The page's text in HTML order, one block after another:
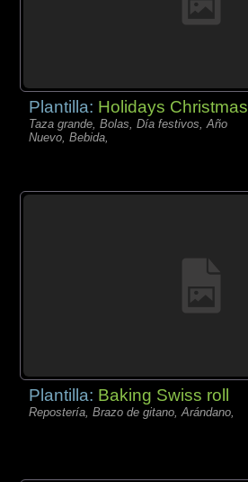
Plantilla: Holidays Christmas
Taza grande, Bolas, Día festivos, Año
Nuevo, Bebida,
Plantilla: Baking Swiss roll
Repostería, Brazo de gitano, Arándano,